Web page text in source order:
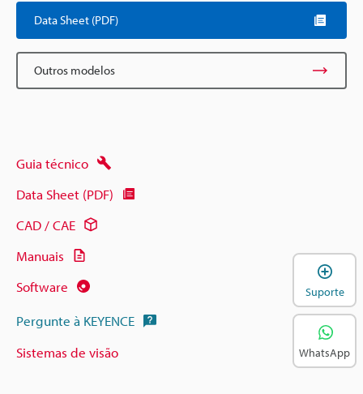
Data Sheet (PDF)
Outros modelos
Guia técnico
Data Sheet (PDF)
CAD / CAE
Manuais
Software
Pergunte à KEYENCE
Sistemas de visão
Suporte
WhatsApp